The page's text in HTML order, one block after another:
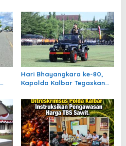
Bawang Selama Juli 2026
Hari Bhayangkara ke-80,
Kapolda Kalbar Tegaskan
Masyarakat”